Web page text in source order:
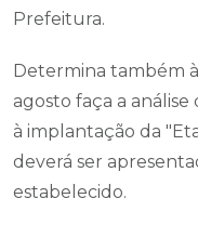
Prefeitura.
Determina também
agosto faça a
à implantação da
deverá ser
estabelecido.